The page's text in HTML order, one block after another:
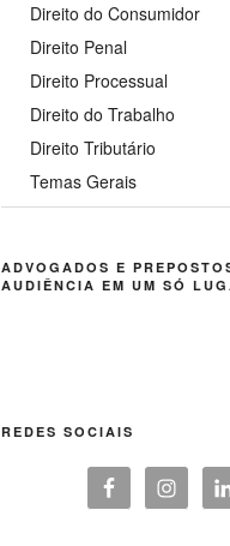
Direito do Consumidor
Direito Penal
Direito Processual
Direito do Trabalho
Direito Tributário
Temas Gerais
ADVOGADOS E
AUDIÊNCIA EM UM SÓ
REDES SOCIAIS